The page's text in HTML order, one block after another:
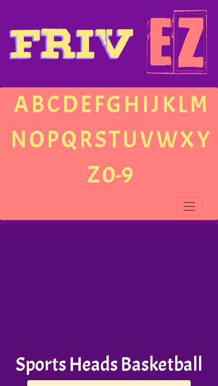
ABCDEFGH IJ KLM
NOPQRSTUVWXY
Z0-9
Sports Heads Basketball